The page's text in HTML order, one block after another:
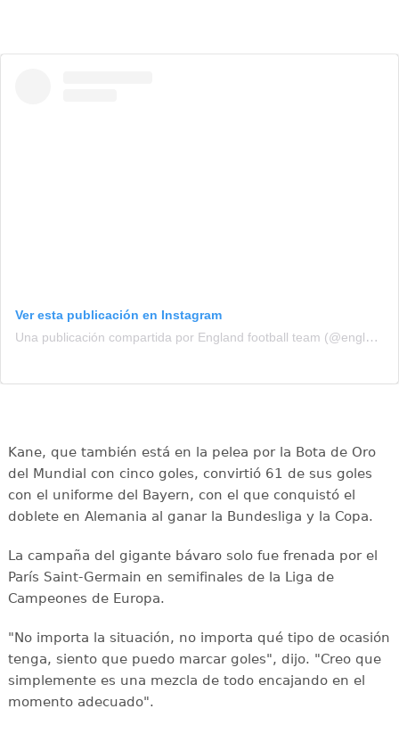
Ver esta publicación en Instagram
Una publicación compartida por England football team (@england)
Kane, que también está en la pelea por la Bota de Oro
del Mundial con cinco goles, convirtió 61 de sus goles
con el uniforme del Bayern, con el que conquistó el
doblete en Alemania al ganar la Bundesliga y la Copa.
La campaña del gigante bávaro solo fue frenada por el
París Saint-Germain en semifinales de la Liga de
Campeones de Europa.
"No importa la situación, no importa qué tipo de ocasión
tenga, siento que puedo marcar goles", dijo. "Creo que
simplemente es una mezcla de todo encajando en el
momento adecuado".